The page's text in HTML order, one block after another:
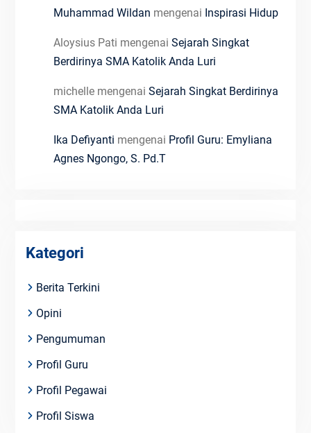
Muhammad Wildan mengenai Inspirasi Hidup
Aloysius Pati mengenai Sejarah Singkat
Berdirinya SMA Katolik Anda Luri
michellemengenai Sejarah Singkat Berdirinya
SMA Katolik Anda Luri
Ika Defiyanti mengenai Profil Guru: Emyliana
Agnes Ngongo, S. Pd.T
Kategori
Berita Terkini
Opini
Pengumuman
Profil Guru
Profil Pegawai
Profil Siswa